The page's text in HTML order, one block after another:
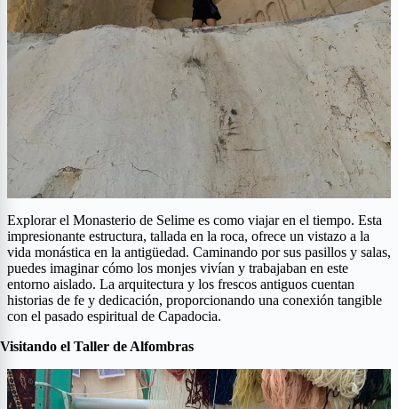
Explorar el Monasterio de Selime es como viajar en el tiempo. Esta
impresionante estructura, tallada en la roca, ofrece un vistazo a la
vida monástica en la antigüedad. Caminando por sus pasillos y salas,
puedes imaginar cómo los monjes vivían y trabajaban en este
entorno aislado. La arquitectura y los frescos antiguos cuentan
historias de fe y dedicación, proporcionando una conexión tangible
con el pasado espiritual de Capadocia.
Visitando el Taller de Alfombras